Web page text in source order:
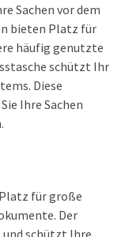
Sachen vor dem
bieten Platz für
häufig genutzte
schützt Ihr
Diese
Ihre Sachen
für große
Der